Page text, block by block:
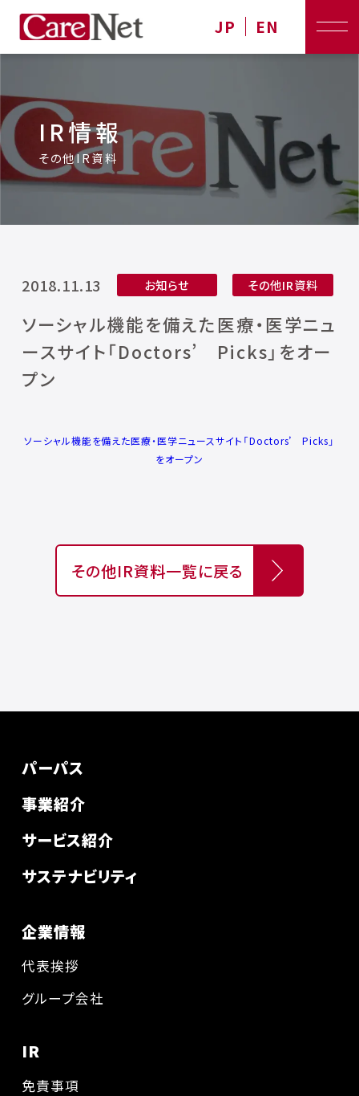
JP EN
IR情報
その他IR資料
2018.11.13 お知らせ その他IR資料
ソーシャル機能を備えた医療・医学ニュ
ースサイト「Doctors’ Picks」をオー
プン
ソーシャル機能を備えた医療・医学ニュースサイト「Doctors’ Picks」
をオープン
その他IR資料一覧に戻る
パーパス
事業紹介
サービス紹介
サステナビリティ
企業情報
代表挨拶
グループ会社
IR
免責事項